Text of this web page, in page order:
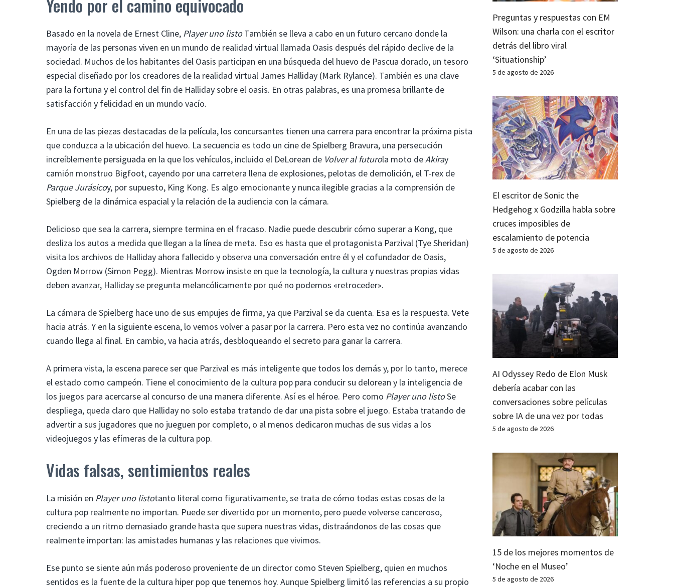
Yendo por el camino equivocado
Basado en la novela de Ernest Cline, Player uno listoTambién se lleva a cabo en un futuro cercano donde la
mayoría de las personas viven en un mundo de realidad virtual llamada Oasis después del rápido declive de la
sociedad. Muchos de los habitantes del Oasis participan en una búsqueda del huevo de Pascua dorado, un tesoro
especial diseñado por los creadores de la realidad virtual James Halliday (Mark Rylance). También es una clave
para la fortuna y el control del fin de Halliday sobre el oasis. En otras palabras, es una promesa brillante de
satisfacción y felicidad en un mundo vacío.
En una de las piezas destacadas de la película, los concursantes tienen una carrera para encontrar la próxima pista
que conduzca a la ubicación del huevo. La secuencia es todo un cine de Spielberg Bravura, una persecución
increíblemente persiguada en la que los vehículos, incluido el DeLorean de Volver al futurola moto deAkiray
camión monstruo Bigfoot, cayendo por una carretera llena de explosiones, pelotas de demolición, el T-rex de
Parque Jurásicoy, por supuesto, King Kong. Es algo emocionante y nunca ilegible gracias a la comprensión de
Spielberg de la dinámica espacial y la relación de la audiencia con la cámara.
Delicioso que sea la carrera, siempre termina en el fracaso. Nadie puede descubrir cómo superar a Kong, que
desliza los autos a medida que llegan a la línea de meta. Eso es hasta que el protagonista Parzival (Tye Sheridan)
visita los archivos de Halliday ahora fallecido y observa una conversación entre él y el cofundador de Oasis,
Ogden Morrow (Simon Pegg). Mientras Morrow insiste en que la tecnología, la cultura y nuestras propias vidas
deben avanzar, Halliday se pregunta melancólicamente por qué no podemos «retroceder».
La cámara de Spielberg hace uno de sus empujes de firma, ya que Parzival se da cuenta. Esa es la respuesta. Vete
hacia atrás. Y en la siguiente escena, lo vemos volver a pasar por la carrera. Pero esta vez no continúa avanzando
cuando llega al final. En cambio, va hacia atrás, desbloqueando el secreto para ganar la carrera.
A primera vista, la escena parece ser que Parzival es más inteligente que todos los demás y, por lo tanto, merece
el estado como campeón. Tiene el conocimiento de la cultura pop para conducir su delorean y la inteligencia de
los juegos para acercarse al concurso de una manera diferente. Así es el héroe. Pero como Player uno listoSe
despliega, queda claro que Halliday no solo estaba tratando de dar una pista sobre el juego. Estaba tratando de
advertir a sus jugadores que no jueguen por completo, o al menos dedicaron muchas de sus vidas a los
videojuegos y las efímeras de la cultura pop.
Vidas falsas, sentimientos reales
La misión en Player uno listotanto literal como figurativamente, se trata de cómo todas estas cosas de la
cultura pop realmente no importan. Puede ser divertido por un momento, pero puede volverse canceroso,
creciendo a un ritmo demasiado grande hasta que supera nuestras vidas, distraándonos de las cosas que
realmente importan: las amistades humanas y las relaciones que vivimos.
Ese punto se siente aún más poderoso proveniente de un director como Steven Spielberg, quien en muchos
sentidos es la fuente de la cultura hiper pop que tenemos hoy. Aunque Spielberg limitó las referencias a su propio
Preguntas y respuestas con EM
Wilson: una charla con el escritor
detrás del libro viral
‘Situationship’
5 de agosto de 2026
El escritor de Sonic the
Hedgehog x Godzilla habla sobre
cruces imposibles de
escalamiento de potencia
5 de agosto de 2026
AI Odyssey Redo de Elon Musk
debería acabar con las
conversaciones sobre películas
sobre IA de una vez por todas
5 de agosto de 2026
15 de los mejores momentos de
‘Noche en el Museo’
5 de agosto de 2026